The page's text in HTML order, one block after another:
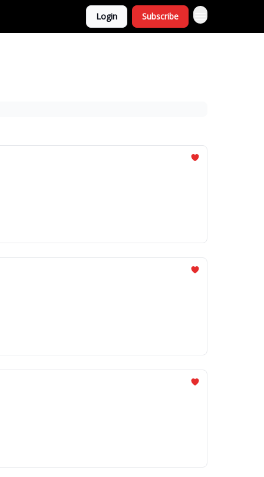
Login Subscribe